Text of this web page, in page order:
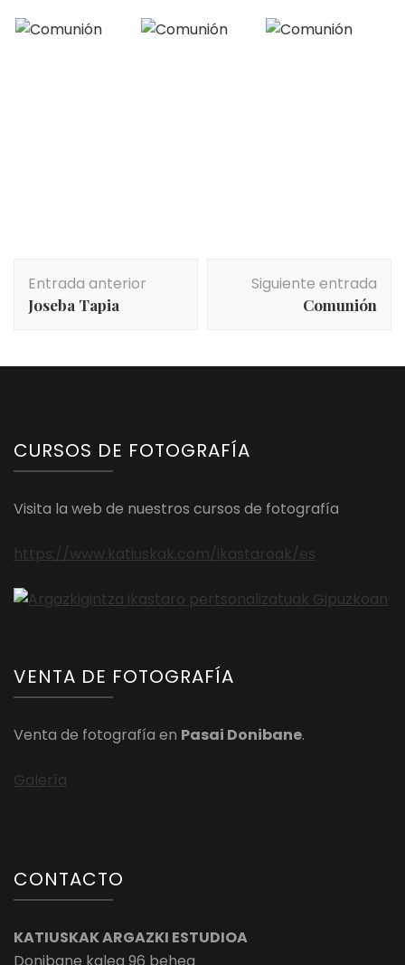
de
entradas
Entrada anterior
Joseba Tapia
Siguiente entrada
Comunión
CURSOS DE FOTOGRAFÍA
Visita la web de nuestros cursos de fotografía
https://www.katiuskak.com/ikastaroak/es
VENTA DE FOTOGRAFÍA
Venta de fotografía en Pasai Donibane.
Galería
CONTACTO
KATIUSKAK ARGAZKI ESTUDIOA